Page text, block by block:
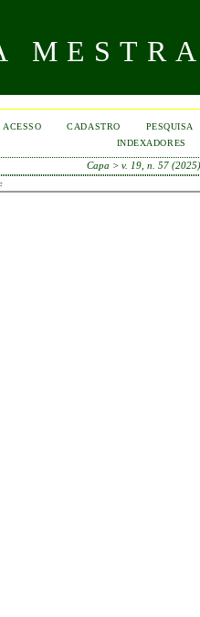
ACESSO CADASTRO
PESQUISA
INDEXADORES
Capa >v. 19, n. 57